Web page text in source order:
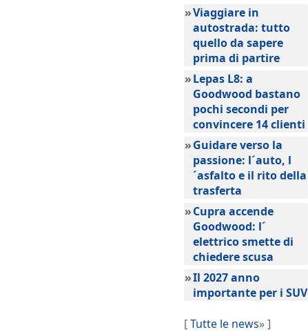
»Viaggiare in
autostrada: tutto
quello da sapere
prima di partire
»Lepas L8: a
Goodwood bastano
pochi secondi per
convincere 14 clienti
»Guidare verso la
passione: l´auto, l
´asfalto e il rito della
trasferta
»Cupra accende
Goodwood: l´
elettrico smette di
chiedere scusa
»Il 2027 anno
importante per i SUV
[Tutte le news» ]